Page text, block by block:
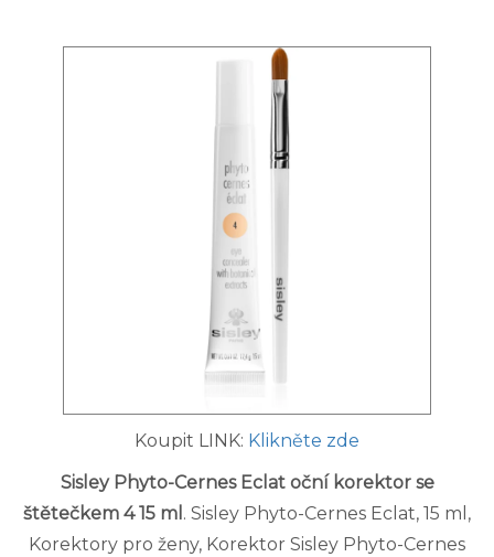
Koupit LINK: Klikněte zde
Sisley Phyto-Cernes Eclat oční korektor se
štětečkem 4 15 ml . Sisley Phyto-Cernes Eclat, 15 ml,
Korektory pro ženy, Korektor Sisley Phyto-Cernes